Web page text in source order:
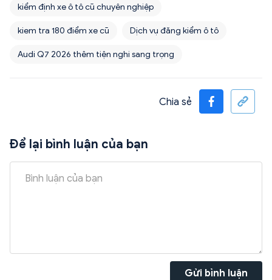
kiểm định xe ô tô cũ chuyên nghiệp
kiem tra 180 điểm xe cũ Dịch vụ đăng kiểm ô tô
Audi Q7 2026 thêm tiện nghi sang trọng
Chia sẻ
Để lại bình luận của bạn
Gửi bình luận